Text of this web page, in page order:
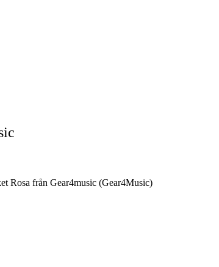
Rosa från Gear4music (Gear4Music)